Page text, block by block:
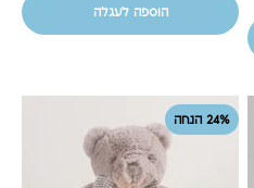
הוספה לעגלה
24% הנחה